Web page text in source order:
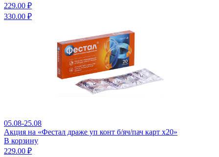
229.00 ₽
330.00 ₽
05.08-25.08
Акция на «Фестал драже уп конт б/яч/пач карт x20»
В корзину
229.00 ₽